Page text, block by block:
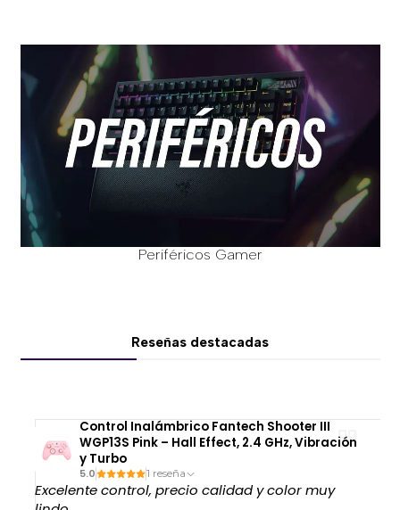
Periféricos Gamer
Reseñas destacadas
Control Inalámbrico Fantech Shooter III
WGP13S Pink – Hall Effect, 2.4 GHz, Vibración
y Turbo
5.0 1 reseña
Excelente control, precio calidad y color muy